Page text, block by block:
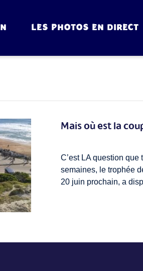
LES PHOTOS EN DIRECT
Mais où est la
C’est LA question
semaines, le trophée
20 juin prochain, a